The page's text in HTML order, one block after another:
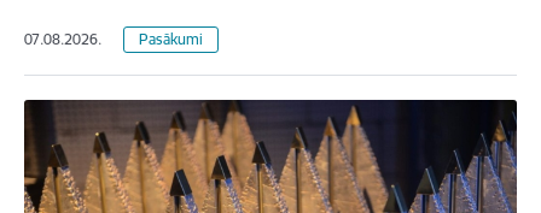
07.08.2026. Pasākumi